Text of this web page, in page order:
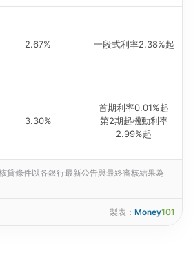
2.67% 一段式利率2.38%起
3.30%
首期利率0.01%起
第2期起機動利率
2.99%起
貸條件以各銀行最新公告與最終審核結果為
製表： Money101